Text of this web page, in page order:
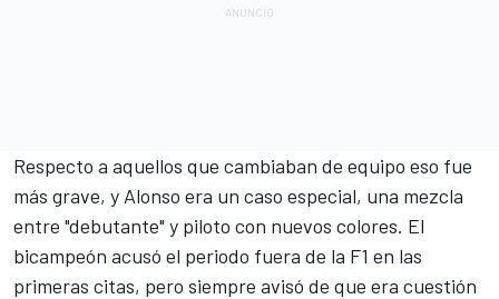
Respecto a aquellos que cambiaban de equipo eso fue
más grave, y Alonso era un caso especial, una mezcla
entre "debutante" y piloto con nuevos colores. El
bicampeón acusó el periodo fuera de la F1 en las
primeras citas, pero siempre avisó de que era cuestión